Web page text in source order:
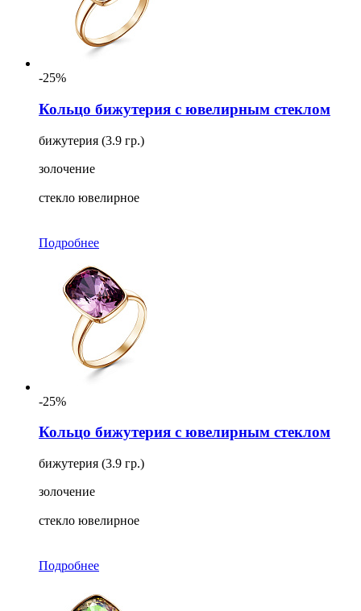
-25%
Кольцо бижутерия с ювелирным стеклом
бижутерия (3.9 гр.)
золочение
стекло ювелирное
Подробнее
-25%
Кольцо бижутерия с ювелирным стеклом
бижутерия (3.9 гр.)
золочение
стекло ювелирное
Подробнее